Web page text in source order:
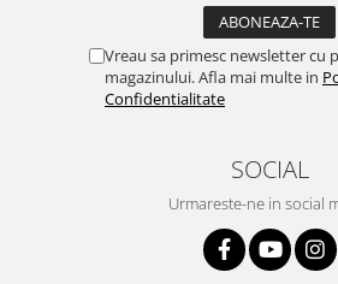
Vreau sa primesc newsletter cu
magazinului. Afla mai multe in
Confidentialitate
SOCIAL
Urmareste-ne in social